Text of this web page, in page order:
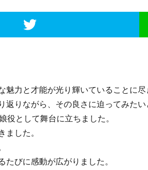
力と才能が光り輝いていることに尽
りながら、その良さに迫ってみたい
として舞台に立ちました。
した。
びに感動が広がりました。